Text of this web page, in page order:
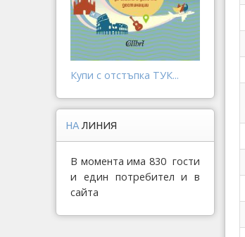
Купи с отстъпка ТУК...
НА ЛИНИЯ
В момента има 830 гости
и един потребител и в
сайта